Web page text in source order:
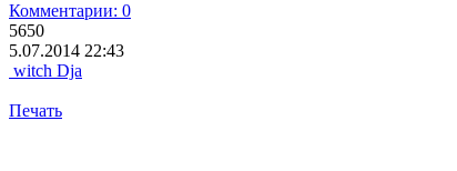
Комментарии: 0
5650
5.07.2014 22:43
witch Dja
Печать